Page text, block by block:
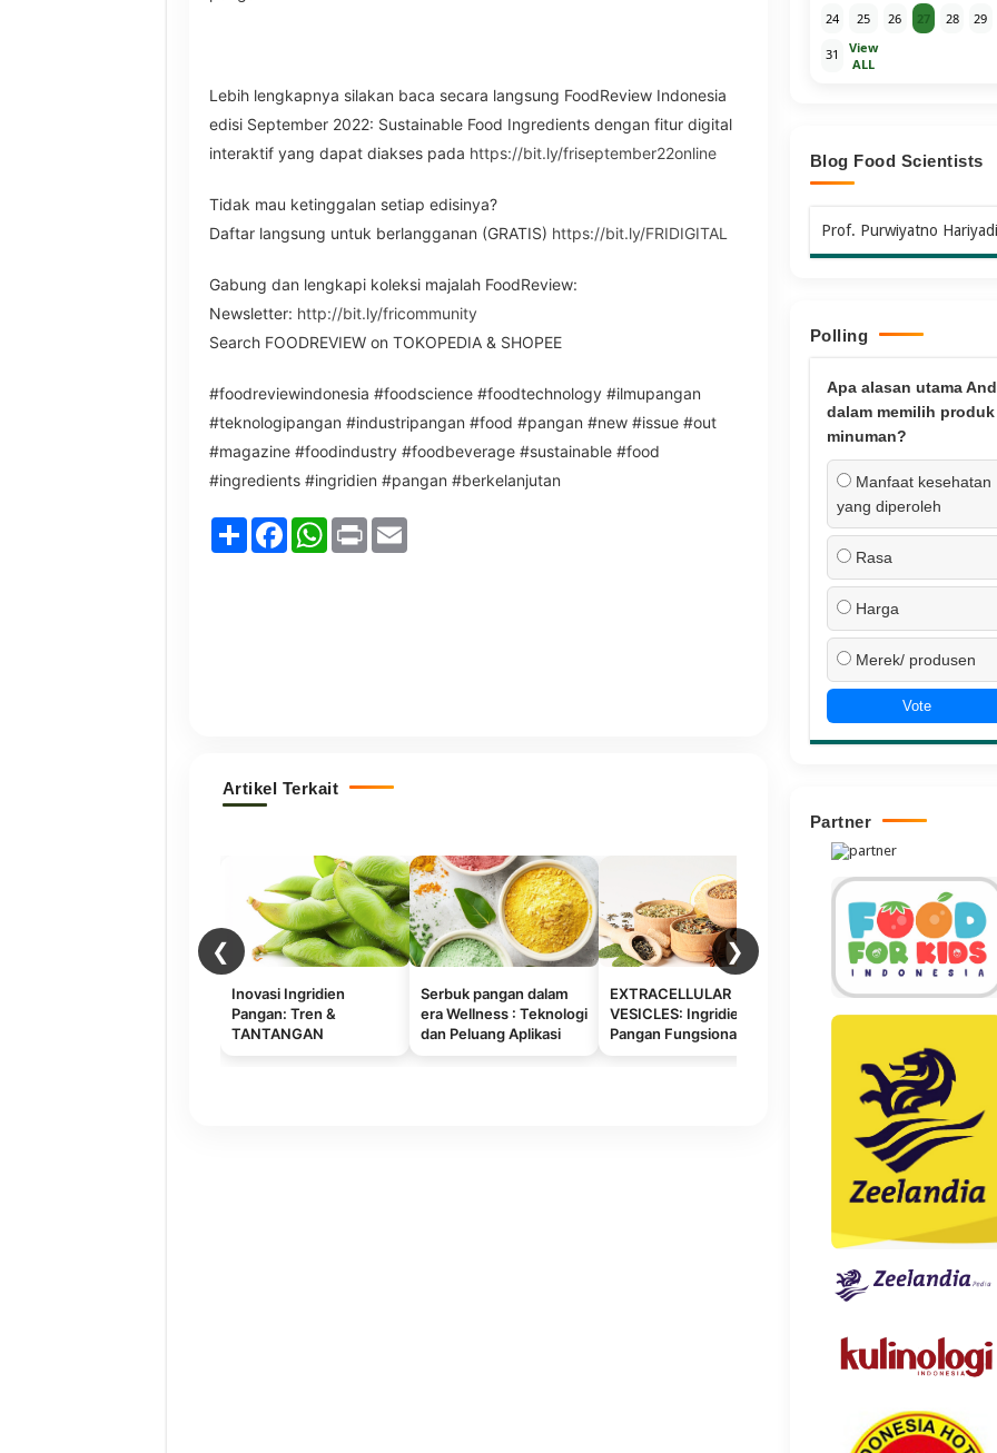
Lebih lengkapnya silakan baca secara langsung FoodReview Indonesia
edisi September 2022: Sustainable Food Ingredients dengan fitur digital
interaktif yang dapat diakses pada https://bit.ly/friseptember22online
Tidak mau ketinggalan setiap edisinya?
Daftar langsung untuk berlangganan (GRATIS) https://bit.ly/FRIDIGITAL
Gabung dan lengkapi koleksi majalah FoodReview:
Newsletter: http://bit.ly/fricommunity
Search FOODREVIEW on TOKOPEDIA & SHOPEE
#foodreviewindonesia #foodscience #foodtechnology #ilmupangan
#teknologipangan #industripangan #food #pangan #new #issue #out
#magazine #foodindustry #foodbeverage #sustainable #food
#ingredients #ingridien #pangan #berkelanjutan
ShareFacebookWhatsApp
Print Email
Artikel Terkait
❮ ❯
Inovasi Ingridien
Pangan: Tren &
TANTANGAN
Serbuk pangan dalam
era Wellness : Teknologi
dan Peluang Aplikasi
EXTRACELLULAR
VESICLES: Ingridien
Pangan Fungsional
Merancang Ulang Cita
Rasa dan Warna Pangan:
Sensori Masa Depan
24 25 26 27 28 29
31
View
ALL
Blog Food Scientists
Prof. Purwiyatno Hariyadi
Polling
Apa alasan utama
dalam memilih produk
minuman?
Manfaat kesehatan
yang diperoleh
Rasa
Harga
Merek/ produsen
Vote
Partner